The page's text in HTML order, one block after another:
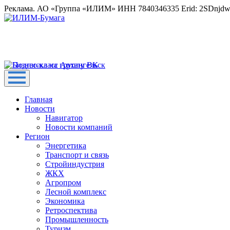
Реклама. АО «Группа «ИЛИМ» ИНН 7840346335 Erid:
Главная
Новости
Навигатор
Новости компаний
Регион
Энергетика
Транспорт и связь
Стройиндустрия
ЖКХ
Агропром
Лесной комплекс
Экономика
Ретроспектива
Промышленность